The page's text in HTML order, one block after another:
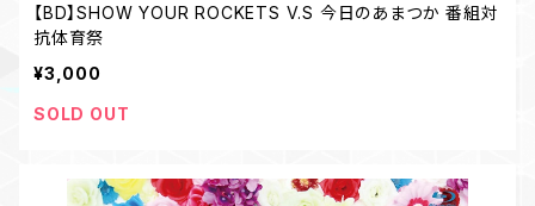
【BD】SHOW YOUR ROCKETS V.S 今日のあまつか 番組対
抗体育祭
¥3,000
SOLD OUT